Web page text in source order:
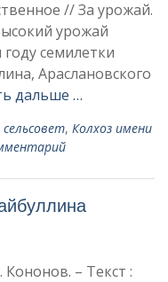
// За урожай.
урожай
семилетки
Араслановского
дальше …
, Колхоз имени
– Текст :